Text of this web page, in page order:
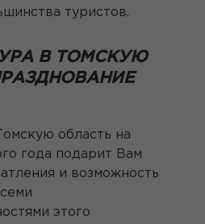
туристов.
В ТОМСКУЮ
область на
года подарит Вам
и возможность
этого